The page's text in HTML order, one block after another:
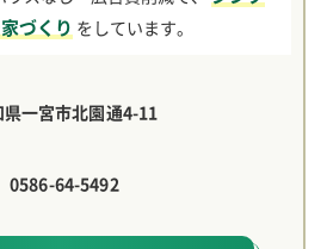
づくり をしています。
県一宮市北園通4-11
0586-64-5492